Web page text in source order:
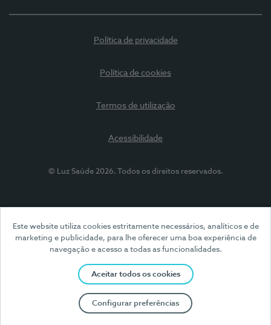
Este website utiliza cookies estritamente necessários, analíticos e de
marketing e publicidade, para lhe oferecer uma boa experiência de
navegação e acesso a todas as funcionalidades.
Aceitar todos os cookies
Configurar preferências
Política de privacidade
Política de cookies
Termos de utilização
Acessibilidade
© Luz Saúde 2026. Todos os direitos reservados.